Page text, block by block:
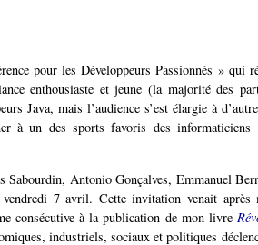
pour les Développeurs Passionnés » qui
enthousiaste et jeune (la majorité des
Java, mais l’audience s’est élargie à
à un des sports favoris des
Sabourdin, Antonio Gonçalves, Emmanuel
7 avril. Cette invitation venait
consécutive à la publication de mon livre
industriels, sociaux et politiques